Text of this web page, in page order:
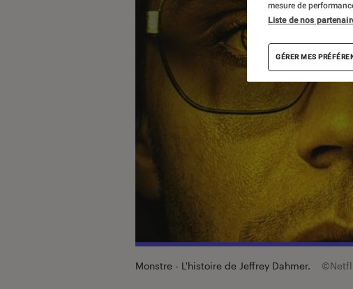
Monstre - L'histoire de Jeffrey Dahmer.
mesure de
Liste de nos
GÉRER MES